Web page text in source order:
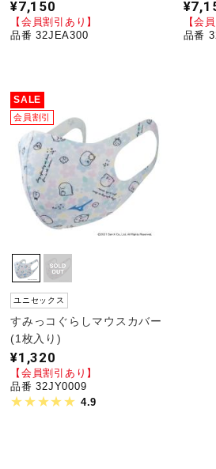
セール
サポート
直営店一覧
取扱店一覧
¥7,150
【会員割引あり】
品番 32JEA300
【会
品番
SALE
会員割引
ユニセックス
すみっコぐらしマウスカバー
(1枚入り)
¥1,320
【会員割引あり】
品番 32JY0009
4.9